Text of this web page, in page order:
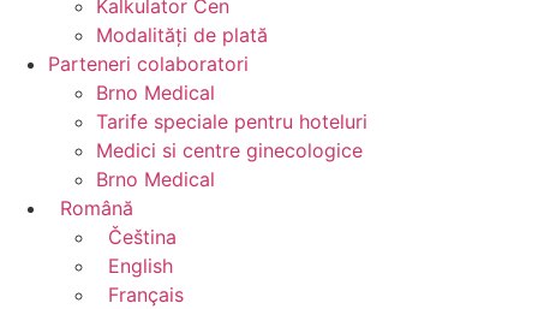
Kalkulator Cen
Modalităţi de plată
Parteneri colaboratori
Brno Medical
Tarife speciale pentru hoteluri
Medici si centre ginecologice
Brno Medical
Română
Čeština
English
Français